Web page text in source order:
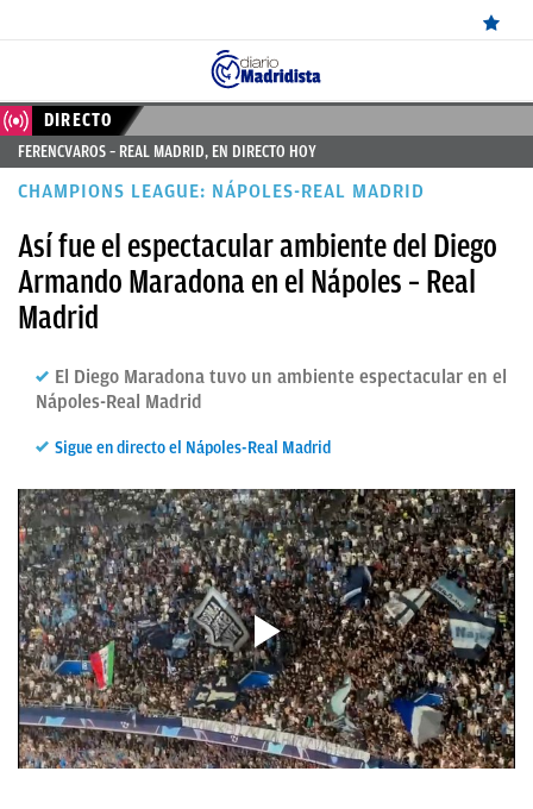
ÚLTIMAS
NOTICIAS
MADRID
BALONCESTO
FICHAJES
PAPARAZZI
OKDIARIO
DIRECTO
FERENCVAROS – REAL MADRID, EN DIRECTO HOY
CHAMPIONS LEAGUE: NÁPOLES-REAL MADRID
Así fue el espectacular ambiente del Diego
Armando Maradona en el Nápoles – Real
Madrid
El Diego Maradona tuvo un ambiente espectacular en el
Nápoles-Real Madrid
Sigue en directo el Nápoles-Real Madrid